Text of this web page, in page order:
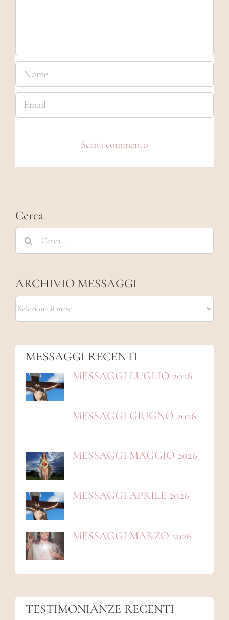
Cerca
Cerca
per:
ARCHIVIO MESSAGGI
ARCHIVIO
MESSAGGI
MESSAGGI RECENTI
MESSAGGI LUGLIO 2026
MESSAGGI GIUGNO 2026
MESSAGGI MAGGIO 2026
MESSAGGI APRILE 2026
MESSAGGI MARZO 2026
TESTIMONIANZE RECENTI